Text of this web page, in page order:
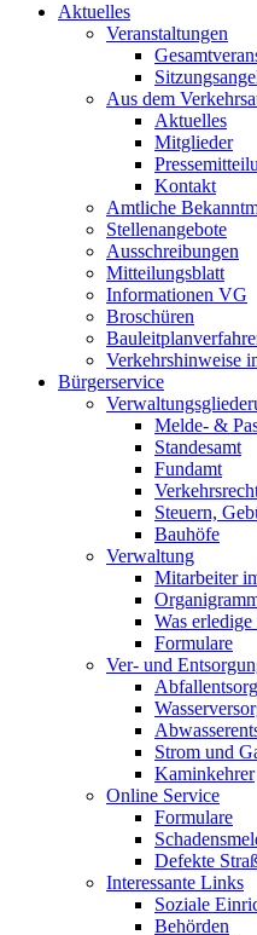
Aktuelles
Veranstaltungen
Aus dem
Aktuelles
Mitglieder
Kontakt
Amtliche
Stellenangebote
Ausschreibungen
Mitteilungsblatt
Informationen VG
Broschüren
Verkehrshinweise
Bürgerservice
Melde- &
Standesamt
Fundamt
Steuern,
Bauhöfe
Verwaltung
Mitarbeiter
Was
Formulare
Ver- und
Strom und
Kaminkehrer
Online Service
Formulare
Defekte
Interessante Links
Soziale
Behörden